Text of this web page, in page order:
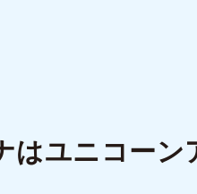
はユニコーン